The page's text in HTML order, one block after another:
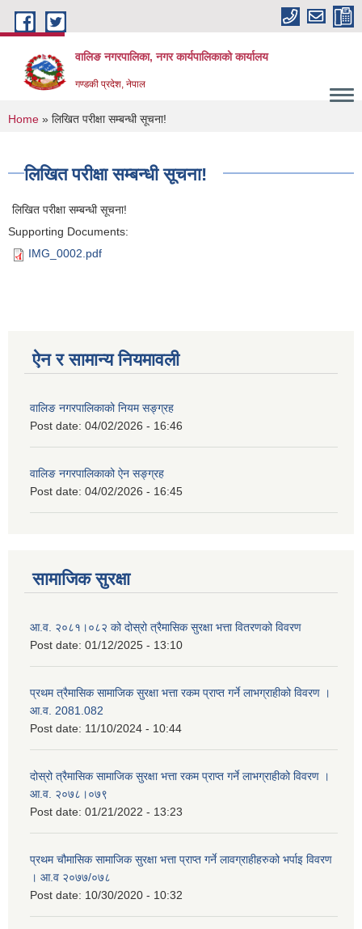
Skip to main content
वालिङ नगरपालिका, नगर कार्यपालिकाको कार्यालय
गण्डकी प्रदेश, नेपाल
You are here
Home » लिखित परीक्षा सम्बन्धी सूचना!
लिखित परीक्षा सम्बन्धी सूचना!
लिखित परीक्षा सम्बन्धी सूचना!
Supporting Documents:
IMG_0002.pdf
ऐन र सामान्य नियमावली
वालिङ नगरपालिकाको नियम सङ्ग्रह
Post date: 04/02/2026 - 16:46
वालिङ नगरपालिकाको ऐन सङ्ग्रह
Post date: 04/02/2026 - 16:45
सामाजिक सुरक्षा
आ.व. २०८१।०८२ को दोस्रो त्रैमासिक सुरक्षा भत्ता वितरणको विवरण
Post date: 01/12/2025 - 13:10
प्रथम त्रैमासिक सामाजिक सुरक्षा भत्ता रकम प्राप्त गर्ने लाभग्राहीको विवरण ।
आ.व. 2081.082
Post date: 11/10/2024 - 10:44
दोस्रो त्रैमासिक सामाजिक सुरक्षा भत्ता रकम प्राप्त गर्ने लाभग्राहीको विवरण ।
आ.व. २०७८।०७९
Post date: 01/21/2022 - 13:23
प्रथम चौमासिक सामाजिक सुरक्षा भत्ता प्राप्त गर्ने लावग्राहीहरुको भर्पाइ विवरण
। आ.व २०७७/०७८
Post date: 10/30/2020 - 10:32